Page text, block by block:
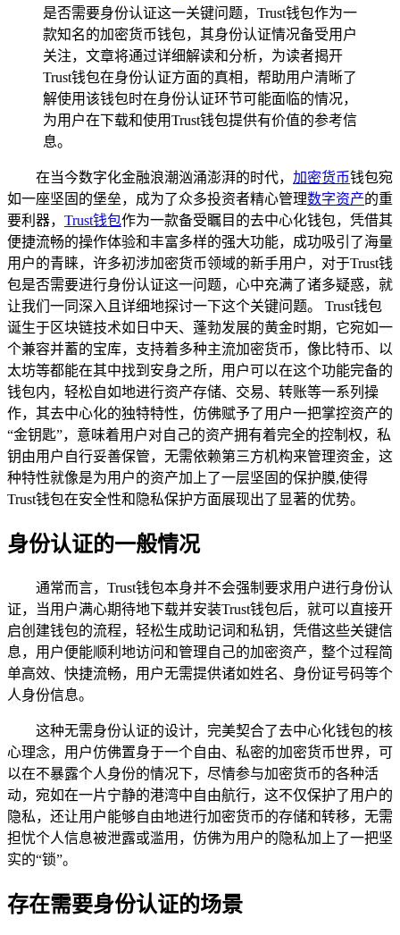
是否需要身份认证这一关键问题，Trust钱包作为一
款知名的加密货币钱包，其身份认证情况备受用户
关注，文章将通过详细解读和分析，为读者揭开
Trust钱包在身份认证方面的真相，帮助用户清晰了
解使用该钱包时在身份认证环节可能面临的情况，
为用户在下载和使用Trust钱包提供有价值的参考信
息。
在当今数字化金融浪潮汹涌澎湃的时代， 加密货币钱包宛
如一座坚固的堡垒，成为了众多投资者精心管理数字资产的重
要利器， Trust钱包作为一款备受瞩目的去中心化钱包，凭借其
便捷流畅的操作体验和丰富多样的强大功能，成功吸引了海量
用户的青睐，许多初涉加密货币领域的新手用户，对于Trust钱
包是否需要进行身份认证这一问题，心中充满了诸多疑惑，就
让我们一同深入且详细地探讨一下这个关键问题。 Trust钱包
诞生于区块链技术如日中天、蓬勃发展的黄金时期，它宛如一
个兼容并蓄的宝库，支持着多种主流加密货币，像比特币、以
太坊等都能在其中找到安身之所，用户可以在这个功能完备的
钱包内，轻松自如地进行资产存储、交易、转账等一系列操
作，其去中心化的独特特性，仿佛赋予了用户一把掌控资产的
“金钥匙”，意味着用户对自己的资产拥有着完全的控制权，私
钥由用户自行妥善保管，无需依赖第三方机构来管理资金，这
种特性就像是为用户的资产加上了一层坚固的保护膜,使得
Trust钱包在安全性和隐私保护方面展现出了显著的优势。
身份认证的一般情况
通常而言，Trust钱包本身并不会强制要求用户进行身份认
证，当用户满心期待地下载并安装Trust钱包后，就可以直接开
启创建钱包的流程，轻松生成助记词和私钥，凭借这些关键信
息，用户便能顺利地访问和管理自己的加密资产，整个过程简
单高效、快捷流畅，用户无需提供诸如姓名、身份证号码等个
人身份信息。
这种无需身份认证的设计，完美契合了去中心化钱包的核
心理念，用户仿佛置身于一个自由、私密的加密货币世界，可
以在不暴露个人身份的情况下，尽情参与加密货币的各种活
动，宛如在一片宁静的港湾中自由航行，这不仅保护了用户的
隐私，还让用户能够自由地进行加密货币的存储和转移，无需
担忧个人信息被泄露或滥用，仿佛为用户的隐私加上了一把坚
实的“锁”。
存在需要身份认证的场景